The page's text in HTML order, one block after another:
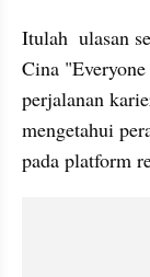
Itulah  ulasan
Cina
perjalanan
mengetahui
pada platform